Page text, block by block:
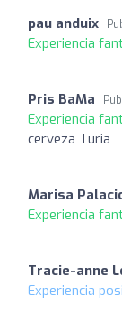
pau anduix
Experiencia
Pris BaMa
Experiencia
cerveza Turia
Marisa
Experiencia
Tracie-anne
Experiencia